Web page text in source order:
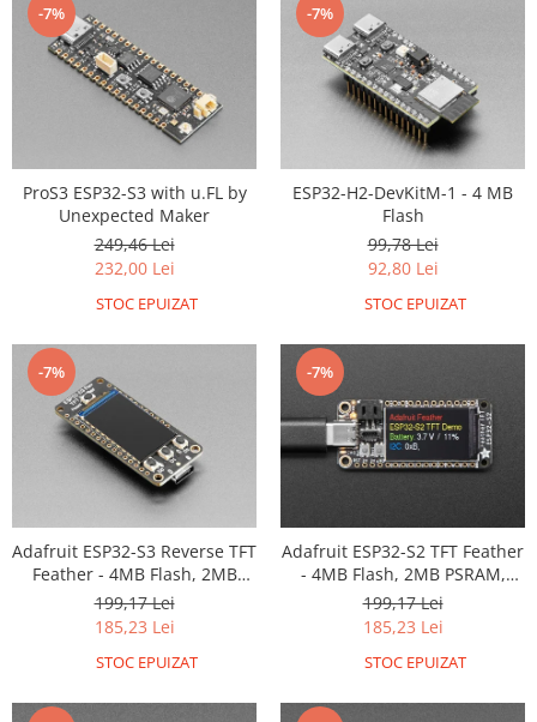
-7%
ProS3 ESP32-S3 with u.FL by
Unexpected Maker
249,46 Lei
232,00 Lei
STOC EPUIZAT
-7%
ESP32-H2-DevKitM-1 - 4 MB
Flash
99,78 Lei
92,80 Lei
STOC EPUIZAT
-7%
Adafruit ESP32-S3 Reverse TFT
Feather - 4MB Flash, 2MB
PSRAM, STEMMA QT
199,17 Lei
185,23 Lei
STOC EPUIZAT
-7%
Adafruit ESP32-S2 TFT Feather
- 4MB Flash, 2MB PSRAM,
STEMMA QT
199,17 Lei
185,23 Lei
STOC EPUIZAT